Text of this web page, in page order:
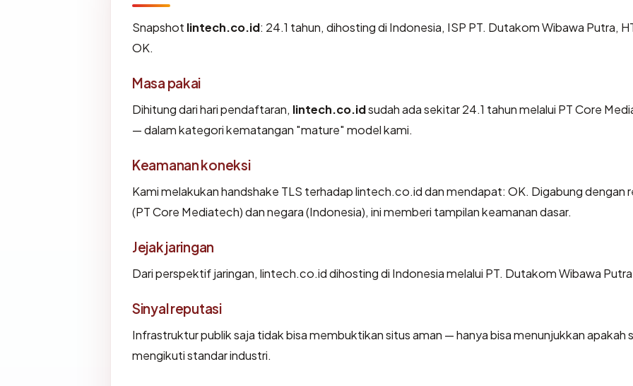
Snapshot lintech.co.id: 24.1 tahun, dihosting di Indonesia, ISP PT. Dutakom Wibawa Putra,
OK.
Masa pakai
Dihitung dari hari pendaftaran, lintech.co.idsudah ada sekitar 24.1 tahun melalui PT Core
— dalam kategori kematangan "mature" model kami.
Keamanan koneksi
Kami melakukan handshake TLS terhadap lintech.co.id dan mendapat: OK. Digabung dengan
(PT Core Mediatech) dan negara (Indonesia), ini memberi tampilan keamanan dasar.
Jejak jaringan
Dari perspektif jaringan, lintech.co.id dihosting di Indonesia melalui PT. Dutakom Wibawa
Sinyal reputasi
Infrastruktur publik saja tidak bisa membuktikan situs aman — hanya bisa menunjukkan apakah
mengikuti standar industri.